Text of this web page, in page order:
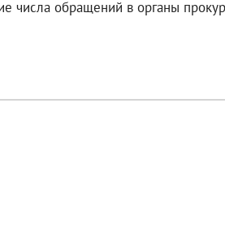
числа обращений в органы